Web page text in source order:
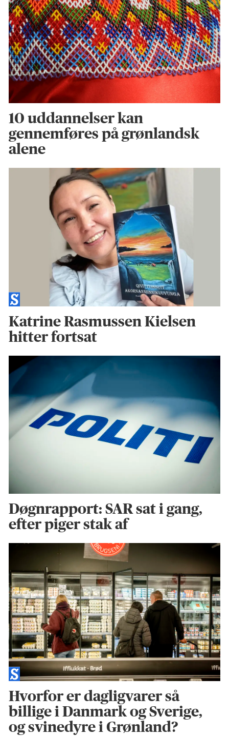
10 uddannelser kan
gennemføres på grønlandsk
alene
Katrine Rasmussen Kielsen
hitter fortsat
Døgnrapport: SAR sat i gang,
efter piger stak af
Hvorfor er dagligvarer så
billige i Danmark og Sverige,
og svinedyre i Grønland?